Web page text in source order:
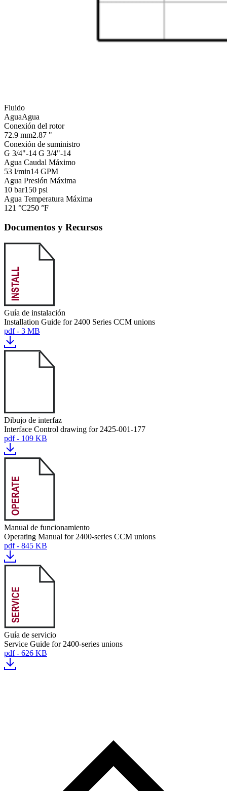
Fluido
AguaAgua
Conexión del rotor
72.9 mm2.87 "
Conexión de suministro
G 3/4"-14 G 3/4"-14
Agua Caudal Máximo
53 l/min14 GPM
Agua Presión Máxima
10 bar150 psi
Agua Temperatura Máxima
121 °C250 °F
Documentos y Recursos
Guía de instalación
Installation Guide for 2400 Series CCM unions
pdf - 3 MB
Dibujo de interfaz
Interface Control drawing for 2425-001-177
pdf - 109 KB
Manual de funcionamiento
Operating Manual for 2400-series CCM unions
pdf - 845 KB
Guía de servicio
Service Guide for 2400-series unions
pdf - 626 KB